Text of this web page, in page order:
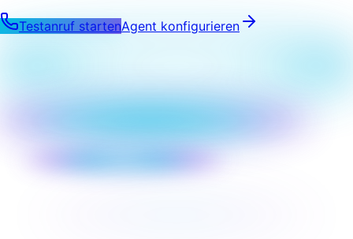
Testanruf startenAgent konfigurieren